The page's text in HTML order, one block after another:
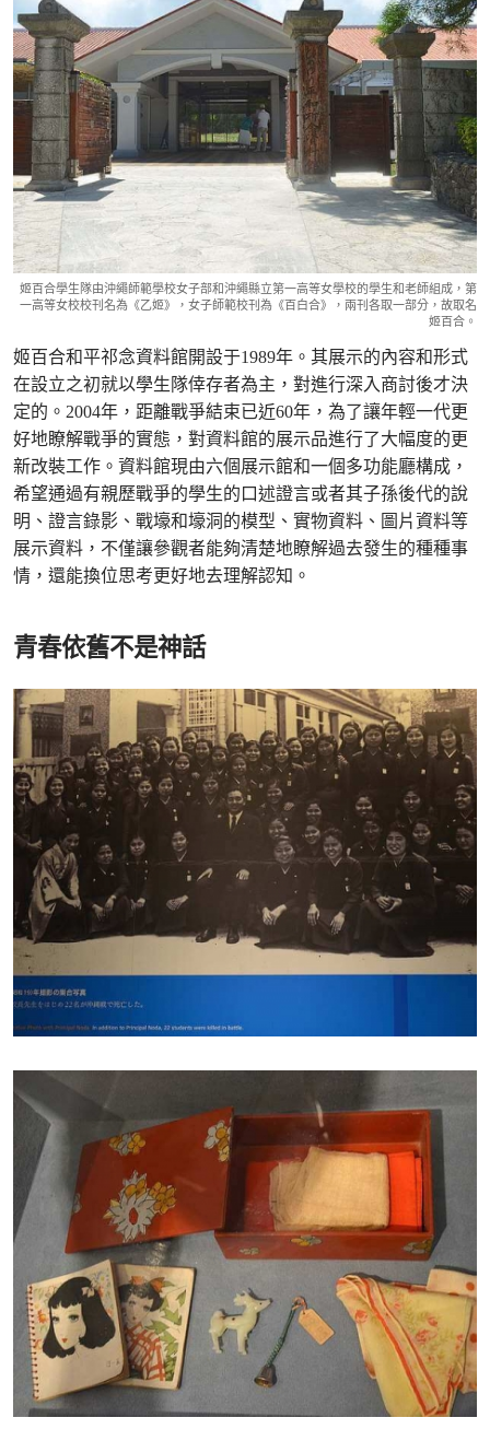
姬百合學生隊由沖繩師範學校女子部和沖繩縣立第一高等女學校的學生和老師組成，第
一高等女校校刊名為《乙姬》，女子師範校刊為《百白合》，兩刊各取一部分，故取名
姬百合。
姬百合和平祁念資料館開設于1989年。其展示的內容和形式
在設立之初就以學生隊倖存者為主，對進行深入商討後才決
定的。2004年，距離戰爭結束已近60年，為了讓年輕一代更
好地瞭解戰爭的實態，對資料館的展示品進行了大幅度的更
新改裝工作。資料館現由六個展示館和一個多功能廳構成，
希望通過有親歷戰爭的學生的口述證言或者其子孫後代的說
明、證言錄影、戰壕和壕洞的模型、實物資料、圖片資料等
展示資料，不僅讓參觀者能夠清楚地瞭解過去發生的種種事
情，還能換位思考更好地去理解認知。
青春依舊不是神話